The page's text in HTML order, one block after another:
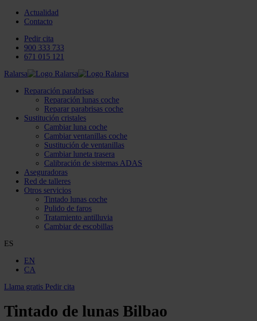
Actualidad
Contacto
Pedir cita
900 333 733
671 015 121
Ralarsa
Reparación parabrisas
Reparación lunas coche
Reparar parabrisas coche
Sustitución cristales
Cambiar luna coche
Cambiar ventanillas coche
Sustitución de ventanillas
Cambiar luneta trasera
Calibración de sistemas ADAS
Aseguradoras
Red de talleres
Otros servicios
Tintado lunas coche
Pulido de faros
Tratamiento antilluvia
Cambiar de escobillas
ES
EN
CA
Llama gratis Pedir cita
Tintado de lunas Bilbao